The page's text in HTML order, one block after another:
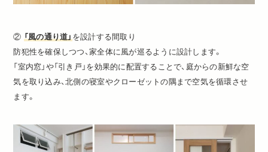
② 「風の通り道」 を設計する間取り
防犯性を確保しつつ、家全体に風が巡るように設計します。
「室内窓」や「引き戸」を効果的に配置することで、庭からの新鮮な空
気を取り込み、北側の寝室やクローゼットの隅まで空気を循環させ
ます。